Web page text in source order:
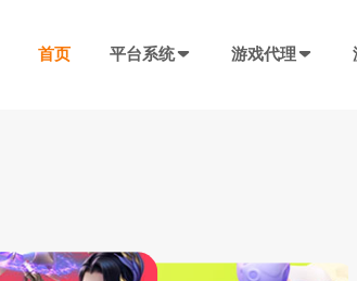
首页 平台系统
SDK4.0发行版 游戏联
游戏代理
游戏圈子系统 短视频